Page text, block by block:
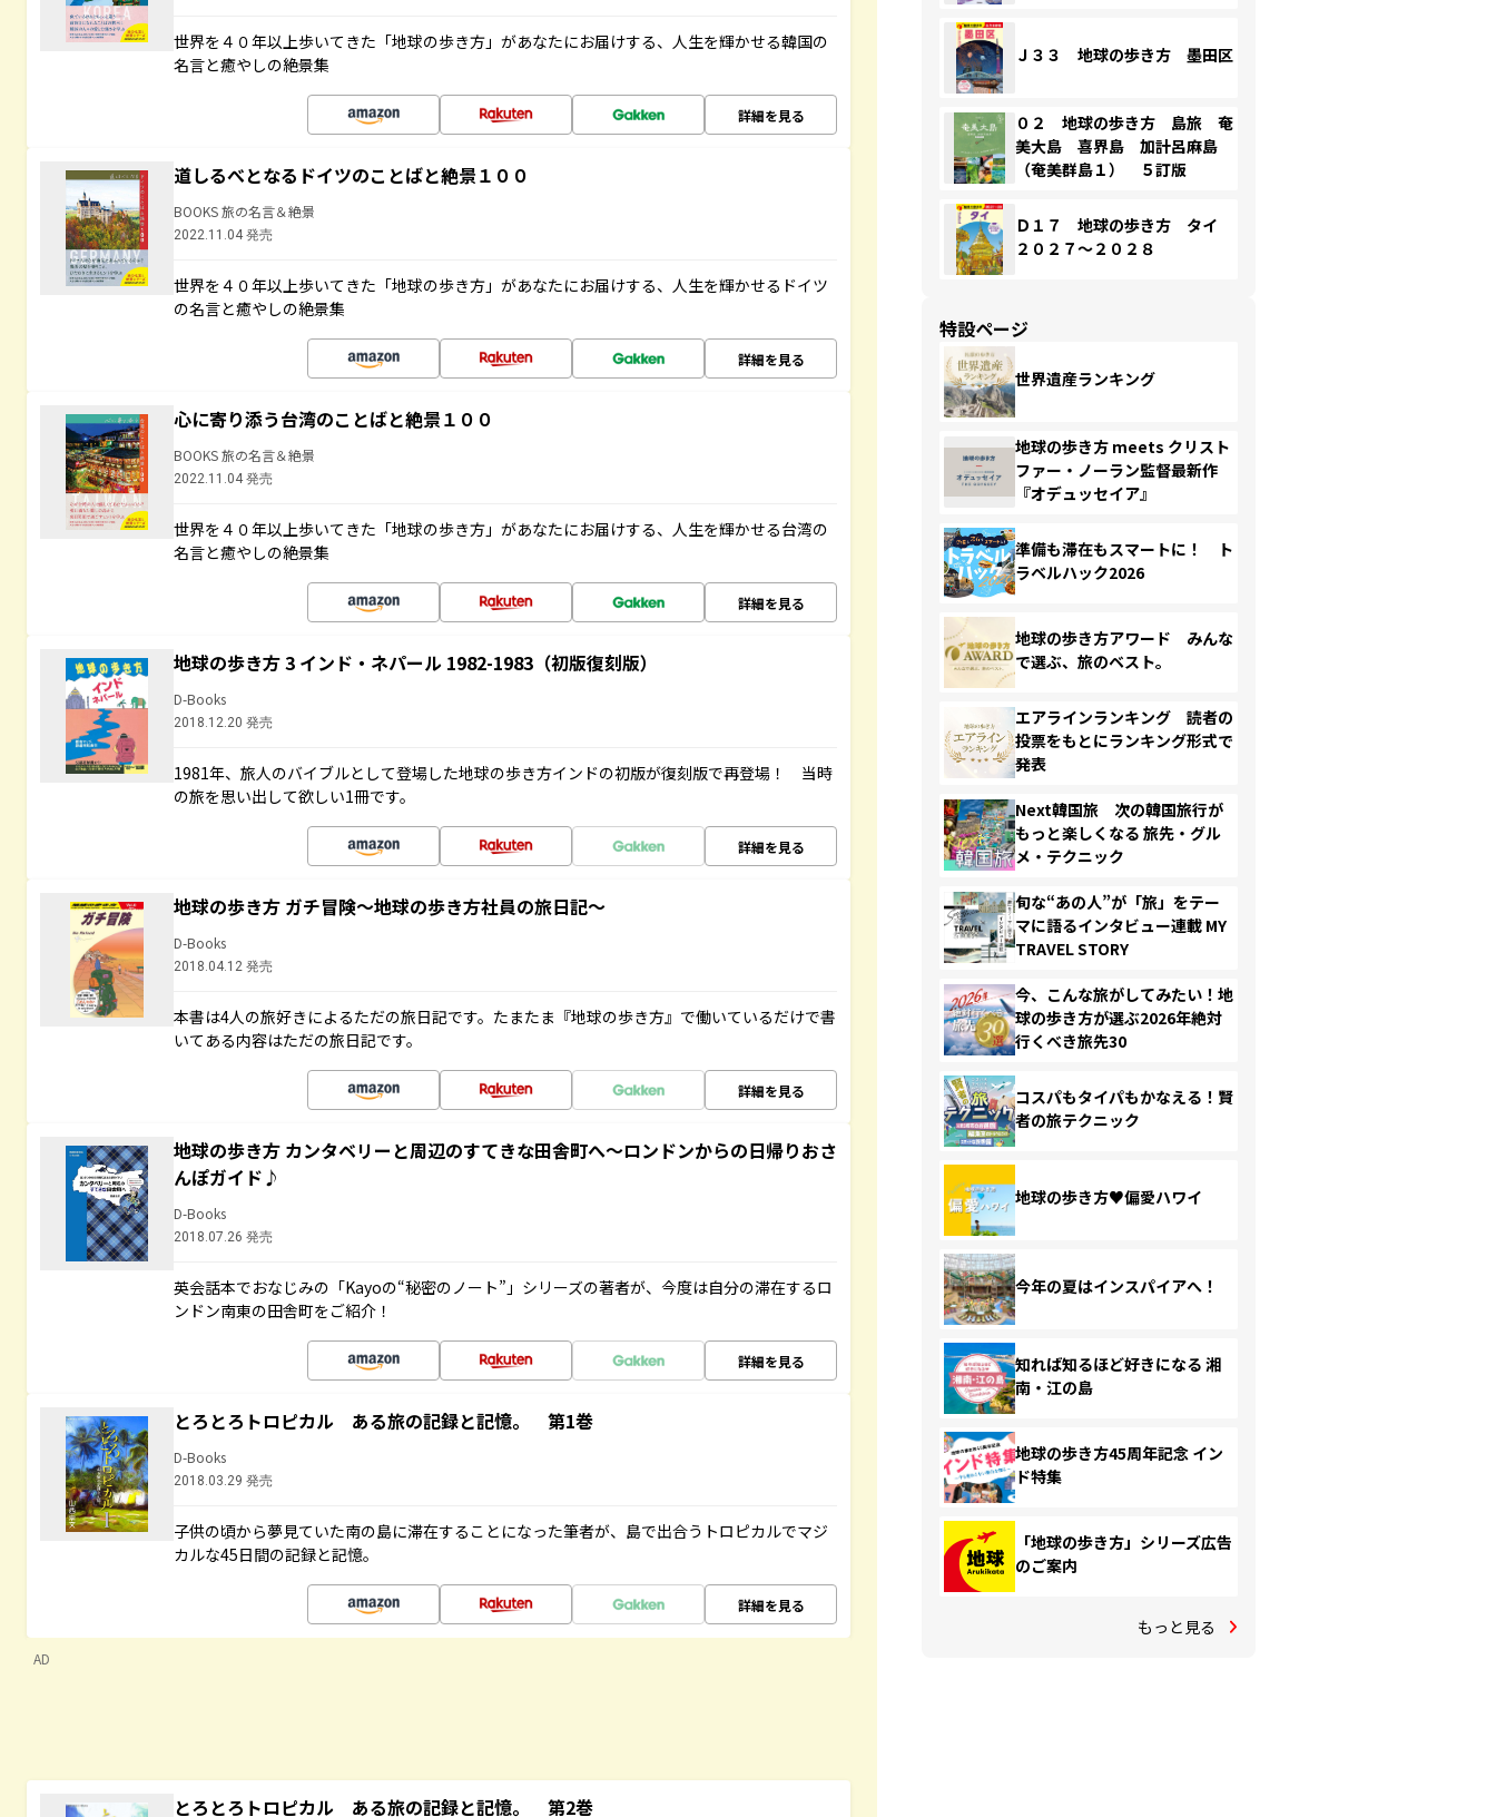
世界を４０年以上歩いてきた「地球の歩き方」があなたにお届けする、人生を輝かせる韓国の
名言と癒やしの絶景集
詳細を見る
道しるべとなるドイツのことばと絶景１００
BOOKS 旅の名言＆絶景
2022.11.04 発売
世界を４０年以上歩いてきた「地球の歩き方」があなたにお届けする、人生を輝かせるドイツ
の名言と癒やしの絶景集
詳細を見る
心に寄り添う台湾のことばと絶景１００
BOOKS 旅の名言＆絶景
2022.11.04 発売
世界を４０年以上歩いてきた「地球の歩き方」があなたにお届けする、人生を輝かせる台湾の
名言と癒やしの絶景集
詳細を見る
地球の歩き方 3 インド・ネパール 1982-1983（初版復刻版）
D-Books
2018.12.20 発売
1981年、旅人のバイブルとして登場した地球の歩き方インドの初版が復刻版で再登場！ 当時
の旅を思い出して欲しい1冊です。
詳細を見る
地球の歩き方 ガチ冒険～地球の歩き方社員の旅日記～
D-Books
2018.04.12 発売
本書は4人の旅好きによるただの旅日記です。たまたま『地球の歩き方』で働いているだけで書
いてある内容はただの旅日記です。
詳細を見る
地球の歩き方 カンタベリーと周辺のすてきな田舎町へ～ロンドンからの日帰りおさ
んぽガイド♪
D-Books
2018.07.26 発売
英会話本でおなじみの「Kayoの“秘密のノート”」シリーズの著者が、今度は自分の滞在するロ
ンドン南東の田舎町をご紹介！
詳細を見る
とろとろトロピカル ある旅の記録と記憶。 第1巻
D-Books
2018.03.29 発売
子供の頃から夢見ていた南の島に滞在することになった筆者が、島で出合うトロピカルでマジ
カルな45日間の記録と記憶。
詳細を見る
AD
とろとろトロピカル ある旅の記録と記憶。 第2巻
Ｊ３３ 地球の歩き方 墨田区
０２ 地球の歩き方 島旅 奄
美大島 喜界島 加計呂麻島
（奄美群島１） ５訂版
Ｄ１７ 地球の歩き方 タイ
２０２７～２０２８
特設ページ
世界遺産ランキング
地球の歩き方 meets クリスト
ファー・ノーラン監督最新作
『オデュッセイア』
準備も滞在もスマートに！ ト
ラベルハック2026
地球の歩き方アワード みんな
で選ぶ、旅のベスト。
エアラインランキング 読者の
投票をもとにランキング形式で
発表
Next韓国旅 次の韓国旅行が
もっと楽しくなる 旅先・グル
メ・テクニック
旬な“あの人”が「旅」をテー
マに語るインタビュー連載 MY
TRAVEL STORY
今、こんな旅がしてみたい！地
球の歩き方が選ぶ2026年絶対
行くべき旅先30
コスパもタイパもかなえる！賢
者の旅テクニック
地球の歩き方♥偏愛ハワイ
今年の夏はインスパイアへ！
知れば知るほど好きになる 湘
南・江の島
地球の歩き方45周年記念 イン
ド特集
「地球の歩き方」シリーズ広告
のご案内
もっと見る